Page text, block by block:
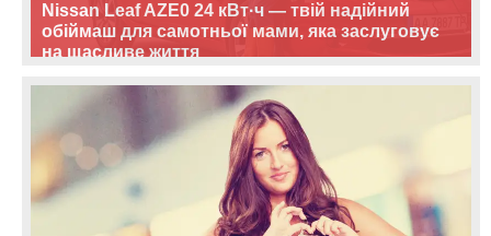
Nissan Leaf AZE0 24 кВт·ч — твій надійний
обіймаш для самотньої мами, яка заслуговує
на щасливе життя